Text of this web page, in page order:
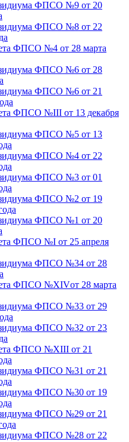
ФПСО №9 от 20
ФПСО №8 от 22
ФПСО №4 от 28 марта
ФПСО №6 от 28
ФПСО №6 от 21
ФПСО №III от 13 декабря
ФПСО №5 от 13
ФПСО №4 от 22
ФПСО №3 от 01
ФПСО №2 от 19
ФПСО №1 от 20
ФПСО №I от 25 апреля
ФПСО №34 от 28
ФПСО №XIVот 28 марта
ФПСО №33 от 29
ФПСО №32 от 23
ФПСО №XIII от 21
ФПСО №31 от 21
ФПСО №30 от 19
ФПСО №29 от 21
ФПСО №28 от 22